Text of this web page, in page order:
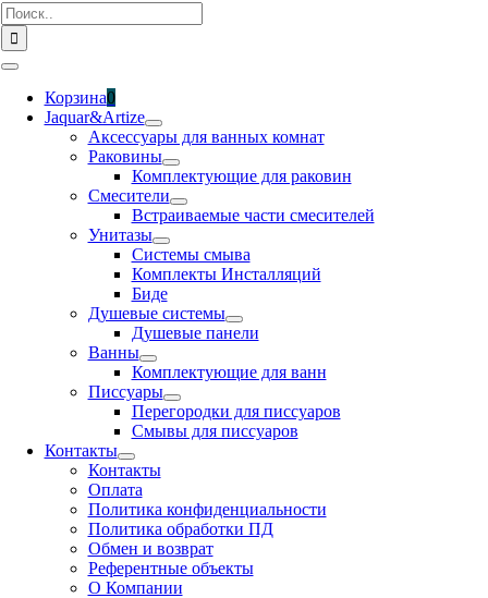
Результат
поиска:
Toggle
NavigationКорзина0
Jaquar&Artize
Аксессуары для ванных комнат
Раковины
Комплектующие для раковин
Смесители
Встраиваемые части смесителей
Унитазы
Системы смыва
Комплекты Инсталляций
Биде
Душевые системы
Душевые панели
Ванны
Комплектующие для ванн
Писсуары
Перегородки для писсуаров
Смывы для писсуаров
Контакты
Контакты
Оплата
Политика конфиденциальности
Политика обработки ПД
Обмен и возврат
Референтные объекты
О Компании